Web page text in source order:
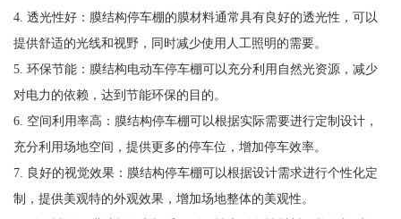
4. 透光性好：膜结构停车棚的膜材料通常具有良好的透光性，可以
提供舒适的光线和视野，同时减少使用人工照明的需要。
5. 环保节能：膜结构电动车停车棚可以充分利用自然光资源，减少
对电力的依赖，达到节能环保的目的。
6. 空间利用率高：膜结构停车棚可以根据实际需要进行定制设计，
充分利用场地空间，提供更多的停车位，增加停车效率。
7. 良好的视觉效果：膜结构停车棚可以根据设计需求进行个性化定
制，提供美观特的外观效果，增加场地整体的美观性。